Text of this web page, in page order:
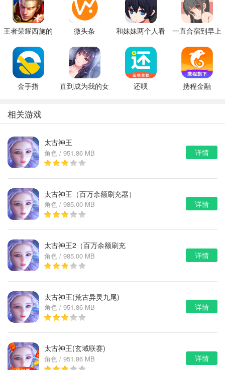
王者荣耀西施的
微头条
和妹妹两个人看
一直合宿到早上
金手指
直到成为我的女
还呗 携程金融
相关游戏
太古神王
角色 / 951.86 MB 详情
太古神王（百万余额刷充器）
角色 / 985.00 MB 详情
太古神王2（百万余额刷充
器）
角色 / 985.00 MB 详情
太古神王(荒古异灵九尾)
角色 / 951.86 MB 详情
太古神王(玄域联赛)
角色 / 951.86 MB 详情